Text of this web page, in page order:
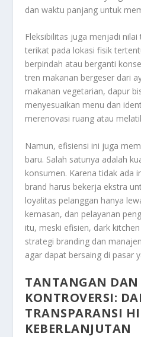
dan waktu panjang untuk
Fleksibilitas juga menjadi
terikat pada lokasi fisik
berpindah atau berganti
tren makanan bergeser dari
makanan vegetarian, dapur
menyesuaikan menu dan
merenovasi ruang atau
Namun, efisiensi ini juga
baru. Salah satunya adalah
konsumen. Karena tidak ada
brand harus bekerja ekstra
loyalitas pelanggan hanya
kemasan, dan pelayanan
itu, meski efisien, dark
strategi branding dan
agar dapat bersaing di pasar
TANTANGAN DAN
KONTROVERSI:
TRANSPARANSI
KEBERLANJUTAN